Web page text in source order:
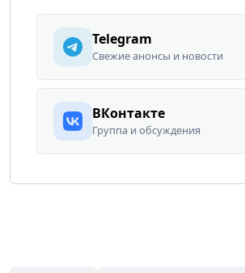
Telegram
Свежие анонсы и новости
ВКонтакте
Группа и обсуждения